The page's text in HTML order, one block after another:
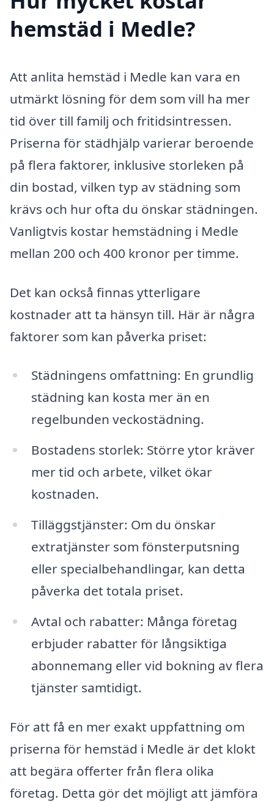
hemstäd i Medle?
Att anlita hemstäd i Medle kan vara en
utmärkt lösning för dem som vill ha mer
tid över till familj och fritidsintressen.
Priserna för städhjälp varierar beroende
på flera faktorer, inklusive storleken på
din bostad, vilken typ av städning som
krävs och hur ofta du önskar städningen.
Vanligtvis kostar hemstädning i Medle
mellan 200 och 400 kronor per timme.
Det kan också finnas ytterligare
kostnader att ta hänsyn till. Här är några
faktorer som kan påverka priset:
Städningens omfattning: En grundlig
städning kan kosta mer än en
regelbunden veckostädning.
Bostadens storlek: Större ytor kräver
mer tid och arbete, vilket ökar
kostnaden.
Tilläggstjänster: Om du önskar
extratjänster som fönsterputsning
eller specialbehandlingar, kan detta
påverka det totala priset.
Avtal och rabatter: Många företag
erbjuder rabatter för långsiktiga
abonnemang eller vid bokning av flera
tjänster samtidigt.
För att få en mer exakt uppfattning om
priserna för hemstäd i Medle är det klokt
att begära offerter från flera olika
företag. Detta gör det möjligt att jämföra